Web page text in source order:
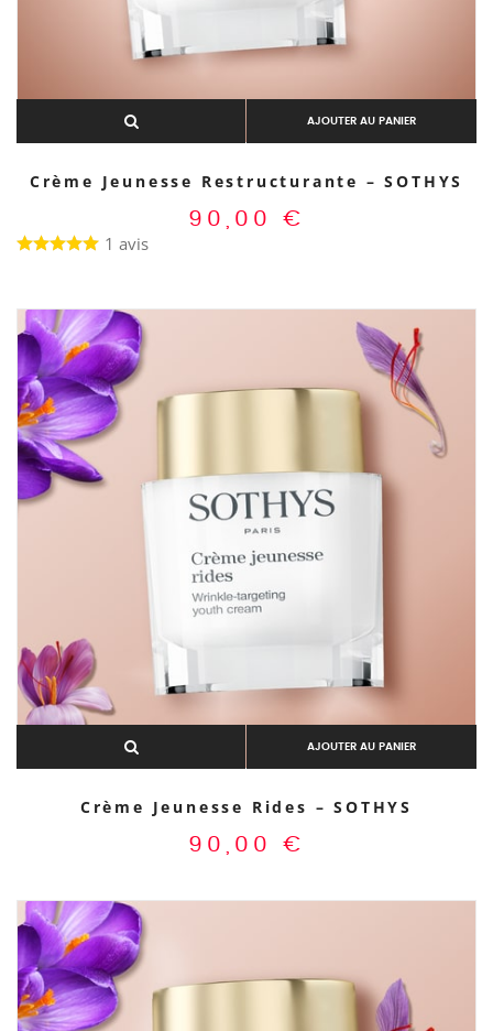
AJOUTER AU PANIER
Crème Jeunesse Restructurante – SOTHYS
90,00 €
1 avis
AJOUTER AU PANIER
Crème Jeunesse Rides – SOTHYS
90,00 €